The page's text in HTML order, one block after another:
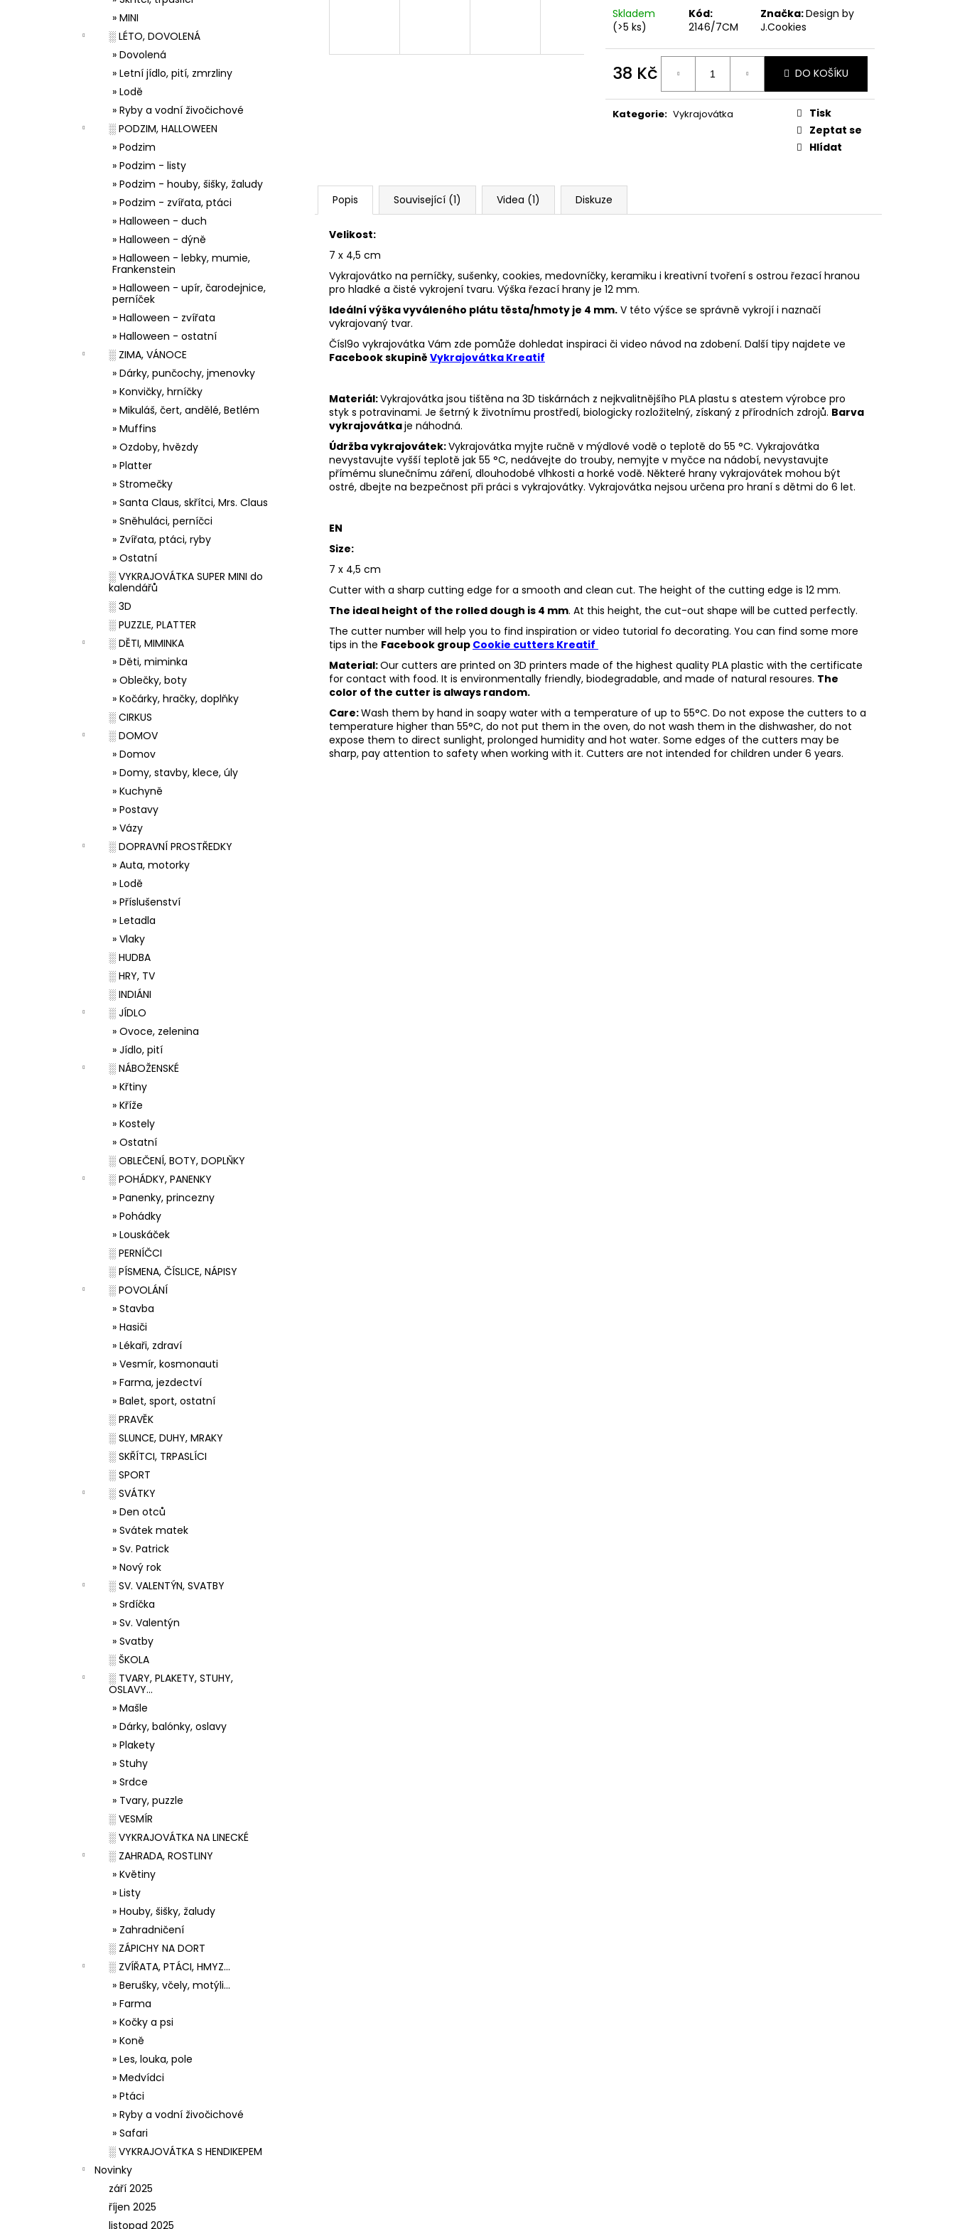
» MINI
░ LÉTO, DOVOLENÁ
» Dovolená
» Letní jídlo, pití, zmrzliny
» Lodě
» Ryby a vodní živočichové
░ PODZIM, HALLOWEEN
» Podzim
» Podzim - listy
» Podzim - houby, šišky, žaludy
» Podzim - zvířata, ptáci
» Halloween - duch
» Halloween - dýně
» Halloween - lebky, mumie,
Frankenstein
» Halloween - upír, čarodejnice,
perníček
» Halloween - zvířata
» Halloween - ostatní
░ ZIMA, VÁNOCE
» Dárky, punčochy, jmenovky
» Konvičky, hrníčky
» Mikuláš, čert, andělé, Betlém
» Muffins
» Ozdoby, hvězdy
» Platter
» Stromečky
» Santa Claus, skřítci, Mrs. Claus
» Sněhuláci, perníčci
» Zvířata, ptáci, ryby
» Ostatní
░ VYKRAJOVÁTKA SUPER MINI do
kalendářů
░ 3D
░ PUZZLE, PLATTER
░ DĚTI, MIMINKA
» Děti, miminka
» Oblečky, boty
» Kočárky, hračky, doplňky
░ CIRKUS
░ DOMOV
» Domov
» Domy, stavby, klece, úly
» Kuchyně
» Postavy
» Vázy
░ DOPRAVNÍ PROSTŘEDKY
» Auta, motorky
» Lodě
» Příslušenství
» Letadla
» Vlaky
░ HUDBA
░ HRY, TV
░ INDIÁNI
░ JÍDLO
» Ovoce, zelenina
» Jídlo, pití
░ NÁBOŽENSKÉ
» Křtiny
» Kříže
» Kostely
» Ostatní
░ OBLEČENÍ, BOTY, DOPLŇKY
░ POHÁDKY, PANENKY
» Panenky, princezny
» Pohádky
» Louskáček
░ PERNÍČCI
░ PÍSMENA, ČÍSLICE, NÁPISY
░ POVOLÁNÍ
» Stavba
» Hasiči
» Lékaři, zdraví
» Vesmír, kosmonauti
» Farma, jezdectví
» Balet, sport, ostatní
░ PRAVĚK
░ SLUNCE, DUHY, MRAKY
░ SKŘÍTCI, TRPASLÍCI
░ SPORT
░ SVÁTKY
» Den otců
» Svátek matek
» Sv. Patrick
» Nový rok
░ SV. VALENTÝN, SVATBY
» Srdíčka
» Sv. Valentýn
» Svatby
░ ŠKOLA
░ TVARY, PLAKETY, STUHY,
OSLAVY...
» Mašle
» Dárky, balónky, oslavy
» Plakety
» Stuhy
» Srdce
» Tvary, puzzle
░ VESMÍR
░ VYKRAJOVÁTKA NA LINECKÉ
░ ZAHRADA, ROSTLINY
» Květiny
» Listy
» Houby, šišky, žaludy
» Zahradničení
░ ZÁPICHY NA DORT
░ ZVÍŘATA, PTÁCI, HMYZ...
» Berušky, včely, motýli...
» Farma
» Kočky a psi
» Koně
» Les, louka, pole
» Medvídci
» Ptáci
» Ryby a vodní živočichové
» Safari
░ VYKRAJOVÁTKA S HENDIKEPEM
Novinky
září 2025
říjen 2025
listopad 2025
Skladem
(>5 ks)
Kód:
2146/7CM
Značka:Design by
J.Cookies
38 Kč
cena:
DO KOŠÍKU
Kategorie: Vykrajovátka
Tisk
Zeptat se
Hlídat
Popis Související (1) Videa (1) Diskuze
Velikost:
7 x 4,5 cm
Vykrajovátko na perníčky, sušenky, cookies, medovníčky, keramiku i kreativní tvoření s ostrou řezací hranou
pro hladké a čisté vykrojení tvaru. Výška řezací hrany je 12 mm.
Ideální výška vyváleného plátu těsta/hmoty je 4 mm. V této výšce se správně vykrojí i naznačí
vykrajovaný tvar.
Čísl9o vykrajovátka Vám zde pomůže dohledat inspiraci či video návod na zdobení. Další tipy najdete ve
Facebook skupině Vykrajovátka Kreatif
Materiál:Vykrajovátka jsou tištěna na 3D tiskárnách z nejkvalitnějšího PLA plastu s atestem výrobce pro
styk s potravinami. Je šetrný k životnímu prostředí, biologicky rozložitelný, získaný z přírodních zdrojů. Barva
vykrajovátkaje náhodná.
Údržba vykrajovátek:Vykrajovátka myjte ručně v mýdlové vodě o teplotě do 55 °C. Vykrajovátka
nevystavujte vyšší teplotě jak 55 °C, nedávejte do trouby, nemyjte v myčce na nádobí, nevystavujte
přímému slunečnímu záření, dlouhodobé vlhkosti a horké vodě. Některé hrany vykrajovátek mohou být
ostré, dbejte na bezpečnost při práci s vykrajovátky. Vykrajovátka nejsou určena pro hraní s dětmi do 6 let.
EN
Size:
7 x 4,5 cm
Cutter with a sharp cutting edge for a smooth and clean cut. The height of the cutting edge is 12 mm.
The ideal height of the rolled dough is 4 mm. At this height, the cut-out shape will be cutted perfectly.
The cutter number will help you to find inspiration or video tutorial fo decorating. You can find some more
tips in the Facebook group Cookie cutters Kreatif
Material:Our cutters are printed on 3D printers made of the highest quality PLA plastic with the certificate
for contact with food. It is environmentally friendly, biodegradable, and made of natural resoures. The
color of the cutter is always random.
Care:Wash them by hand in soapy water with a temperature of up to 55°C. Do not expose the cutters to a
temperature higher than 55°C, do not put them in the oven, do not wash them in the dishwasher, do not
expose them to direct sunlight, prolonged humidity and hot water. Some edges of the cutters may be
sharp, pay attention to safety when working with it. Cutters are not intended for children under 6 years.
33001 ZDOBÍCÍ SÁČEK